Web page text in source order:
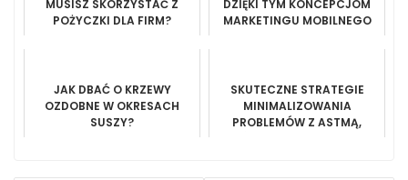
MUSISZ SKORZYSTAĆ Z
POŻYCZKI DLA FIRM?
DZIĘKI TYM KONCEPCJOM
MARKETINGU MOBILNEGO
JAK DBAĆ O KRZEWY
OZDOBNE W OKRESACH
SUSZY?
SKUTECZNE STRATEGIE
MINIMALIZOWANIA
PROBLEMÓW Z ASTMĄ,